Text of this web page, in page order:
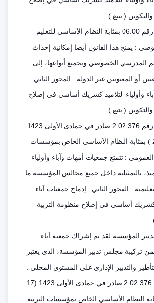
( يتبع )
11. 7 - القانون رقم 06.00 بمثابة النظام الأساسي للتعليم
: يمنح هذا القانون أيضا إمكانية إحداث
المدرسي الخصوصي وبجميع أنواعها، إلى
أو المعنويين غير الدولة . المحور الثاني :
وأولياء التلاميذ كشريك أساسي في إصلاح
( يتبع )
12. 9- مرسوم رقم 2.02.376 صادر في جمادى الأولى 1423
( 17 يونيو 2002 ) بمثابة النظام الأساسي الخاص بمؤسسات
العمومي : تتمتع جمعيات أمهات وآباء وأولياء
بالتمثيلية داخل جميع مجالس المؤسسة ما
. المحور الثاني : إدماج جمعيات آباء
كشريك أساسي في إصلاح منظومة التربية
المؤسسة لقد تم إشراك جمعية آباء
ضمن تركيبة مجلس تدبير المؤسسة، الذي يعتبر
والتدبير الإداري على المستوى المحلي .
9- مرسوم رقم 2.02.376 صادر في جمادى الأولى 1423 (17
2002) بمثابة النظام الأساسي الخاص بمؤسسات التربية